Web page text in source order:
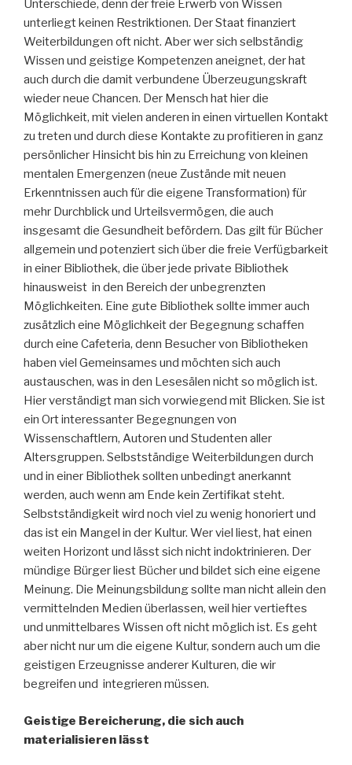
Unterschiede, denn der freie Erwerb von Wissen
unterliegt keinen Restriktionen. Der Staat finanziert
Weiterbildungen oft nicht. Aber wer sich selbständig
Wissen und geistige Kompetenzen aneignet, der hat
auch durch die damit verbundene Überzeugungskraft
wieder neue Chancen. Der Mensch hat hier die
Möglichkeit, mit vielen anderen in einen virtuellen Kontakt
zu treten und durch diese Kontakte zu profitieren in ganz
persönlicher Hinsicht bis hin zu Erreichung von kleinen
mentalen Emergenzen (neue Zustände mit neuen
Erkenntnissen auch für die eigene Transformation) für
mehr Durchblick und Urteilsvermögen, die auch
insgesamt die Gesundheit befördern. Das gilt für Bücher
allgemein und potenziert sich über die freie Verfügbarkeit
in einer Bibliothek, die über jede private Bibliothek
hinausweist in den Bereich der unbegrenzten
Möglichkeiten. Eine gute Bibliothek sollte immer auch
zusätzlich eine Möglichkeit der Begegnung schaffen
durch eine Cafeteria, denn Besucher von Bibliotheken
haben viel Gemeinsames und möchten sich auch
austauschen, was in den Lesesälen nicht so möglich ist.
Hier verständigt man sich vorwiegend mit Blicken. Sie ist
ein Ort interessanter Begegnungen von
Wissenschaftlern, Autoren und Studenten aller
Altersgruppen. Selbstständige Weiterbildungen durch
und in einer Bibliothek sollten unbedingt anerkannt
werden, auch wenn am Ende kein Zertifikat steht.
Selbstständigkeit wird noch viel zu wenig honoriert und
das ist ein Mangel in der Kultur. Wer viel liest, hat einen
weiten Horizont und lässt sich nicht indoktrinieren. Der
mündige Bürger liest Bücher und bildet sich eine eigene
Meinung. Die Meinungsbildung sollte man nicht allein den
vermittelnden Medien überlassen, weil hier vertieftes
und unmittelbares Wissen oft nicht möglich ist. Es geht
aber nicht nur um die eigene Kultur, sondern auch um die
geistigen Erzeugnisse anderer Kulturen, die wir
begreifen und integrieren müssen.
Geistige Bereicherung, die sich auch
materialisieren lässt